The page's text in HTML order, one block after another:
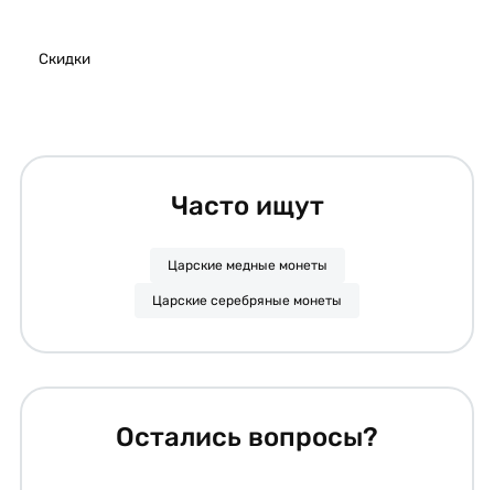
Скидки
Часто ищут
Царские медные монеты
Царские серебряные монеты
Остались вопросы?